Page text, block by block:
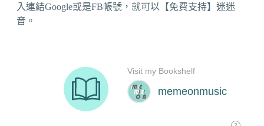
入連結Google或是FB帳號，就可以【免費支持】迷迷
音。